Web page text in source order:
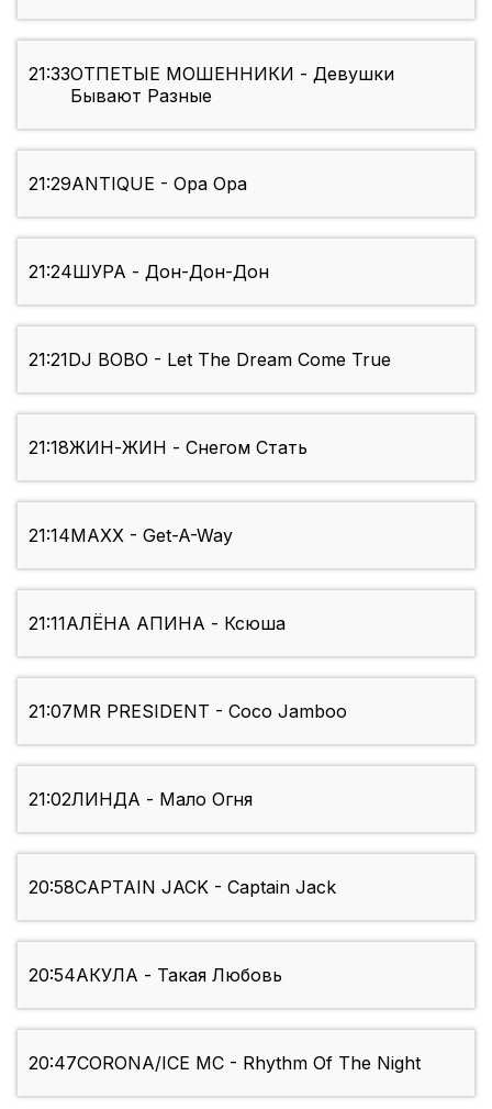
21:33ОТПЕТЫЕ МОШЕННИКИ - Девушки
Бывают Разные
21:29ANTIQUE - Opa Opa
21:24ШУРА - Дон-Дон-Дон
21:21DJ BOBO - Let The Dream Come True
21:18ЖИН-ЖИН - Снегом Стать
21:14MAXX - Get-A-Way
21:11АЛЁНА АПИНА - Ксюша
21:07MR PRESIDENT - Coco Jamboo
21:02ЛИНДА - Мало Огня
20:58CAPTAIN JACK - Captain Jack
20:54АКУЛА - Такая Любовь
20:47CORONA/ICE MC - Rhythm Of The Night